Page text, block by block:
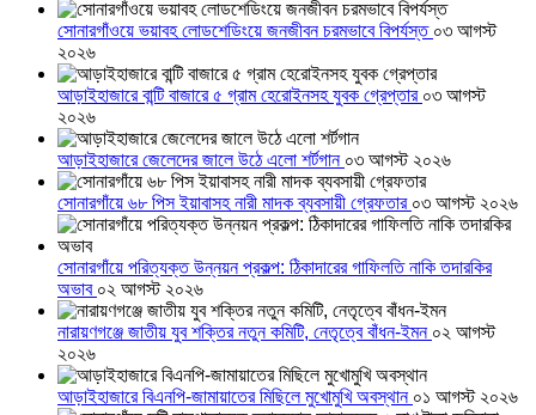
সোনারগাঁওয়ে ভয়াবহ লোডশেডিংয়ে জনজীবন চরমভাবে বিপর্যস্ত ০৩ আগস্ট
২০২৬
আড়াইহাজারে বান্টি বাজারে ৫ গ্রাম হেরোইনসহ যুবক গ্রেপ্তার ০৩ আগস্ট
২০২৬
আড়াইহাজারে জেলেদের জালে উঠে এলো শর্টগান ০৩ আগস্ট ২০২৬
সোনারগাঁয়ে ৬৮ পিস ইয়াবাসহ নারী মাদক ব্যবসায়ী গ্রেফতার ০৩ আগস্ট ২০২৬
সোনারগাঁয়ে পরিত্যক্ত উন্নয়ন প্রকল্প: ঠিকাদারের গাফিলতি নাকি তদারকির
অভাব ০২ আগস্ট ২০২৬
নারায়ণগঞ্জে জাতীয় যুব শক্তির নতুন কমিটি, নেতৃত্বে বাঁধন-ইমন ০২ আগস্ট
২০২৬
আড়াইহাজারে বিএনপি-জামায়াতের মিছিলে মুখোমুখি অবস্থান ০১ আগস্ট ২০২৬